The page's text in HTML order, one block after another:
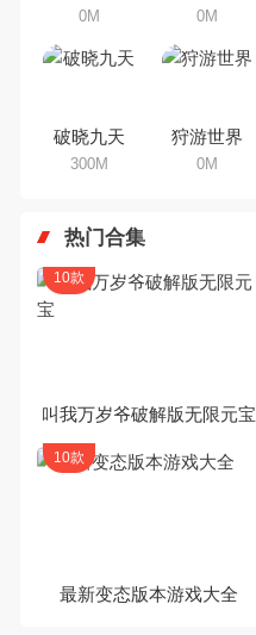
0M 0M
破晓九天
300M
狩游世界
0M
热门合集
叫我万岁爷破解版无限元宝
10款
最新变态版本游戏大全
10款